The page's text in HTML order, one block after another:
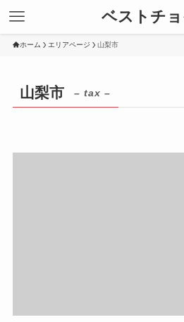
ベストチ
ホーム エリアページ 山梨市
山梨市 – tax –